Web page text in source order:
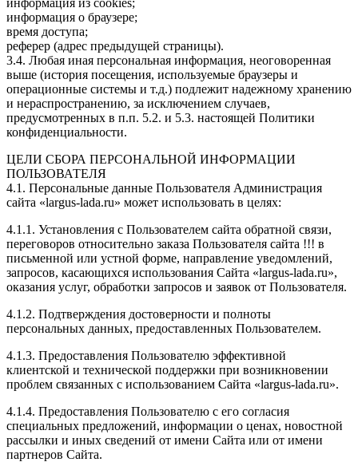
информация о браузере;
время доступа;
реферер (адрес предыдущей страницы).
3.4. Любая иная персональная информация, неоговоренная
выше (история посещения, используемые браузеры и
операционные системы и т.д.) подлежит надежному хранению
и нераспространению, за исключением случаев,
предусмотренных в п.п. 5.2. и 5.3. настоящей Политики
конфиденциальности.
ЦЕЛИ СБОРА ПЕРСОНАЛЬНОЙ ИНФОРМАЦИИ
ПОЛЬЗОВАТЕЛЯ
4.1. Персональные данные Пользователя Администрация
сайта «largus-lada.ru» может использовать в целях:
4.1.1. Установления с Пользователем сайта обратной связи,
переговоров относительно заказа Пользователя сайта !!! в
письменной или устной форме, направление уведомлений,
запросов, касающихся использования Сайта «largus-lada.ru»,
оказания услуг, обработки запросов и заявок от Пользователя.
4.1.2. Подтверждения достоверности и полноты
персональных данных, предоставленных Пользователем.
4.1.3. Предоставления Пользователю эффективной
клиентской и технической поддержки при возникновении
проблем связанных с использованием Сайта «largus-lada.ru».
4.1.4. Предоставления Пользователю с его согласия
специальных предложений, информации о ценах, новостной
рассылки и иных сведений от имени Сайта или от имени
партнеров Сайта.